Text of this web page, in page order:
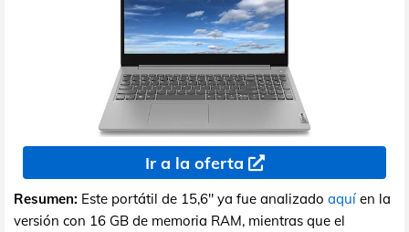
Ir a la oferta
Resumen: Este portátil de 15,6" ya fue analizado aquí en la
versión con 16 GB de memoria RAM, mientras que el